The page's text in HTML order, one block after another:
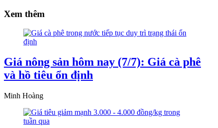
Xem thêm
Giá nông sản hôm nay (7/7): Giá cà phê
và hồ tiêu ổn định
Minh Hoàng